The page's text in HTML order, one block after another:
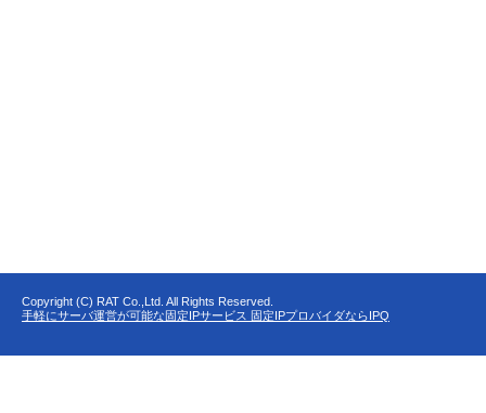
Copyright (C) RAT Co.,Ltd. All Rights Reserved.
手軽にサーバ運営が可能な固定IPサービス 固定IPプロバイダならIPQ